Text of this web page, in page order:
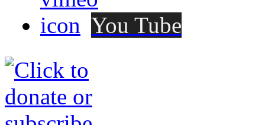
You Tube